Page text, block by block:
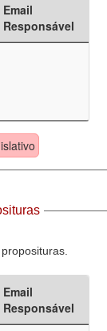
Email
Responsável
Email
Responsável